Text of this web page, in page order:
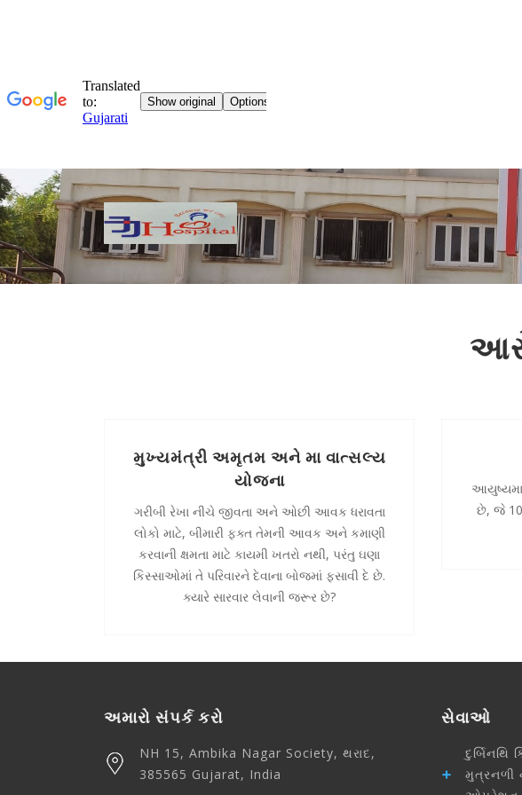
મુખ્યમંત્રી અમૃતમ અને મા વાત્સલ્ય
યોજના
ગરીબી રેખા નીચે જીવતા અને ઓછી આવક ધરાવતા
લોકો માટે, બીમારી ફક્ત તેમની આવક અને કમાણી
કરવાની ક્ષમતા માટે કાયમી ખતરો નથી, પરંતુ ઘણા
કિસ્સાઓમાં તે પરિવારને દેવાના બોજમાં ફસાવી દે છે.
ક્યારે સારવાર લેવાની જરૂર છે?
છે, જે 10
અમારો સંપર્ક કરો
NH 15, Ambika Nagar Society, થરાદ,
385565 Gujarat, India
સેવાઓ
મુત્રનળી